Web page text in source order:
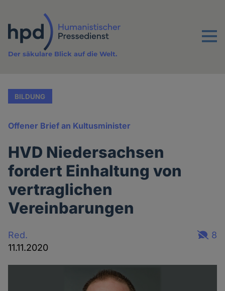
Inhalt
Menu
Der säkulare Blick auf die Welt.
BILDUNG
Offener Brief an Kultusminister
HVD Niedersachsen
fordert Einhaltung von
vertraglichen
Vereinbarungen
Red.
11.11.2020
8